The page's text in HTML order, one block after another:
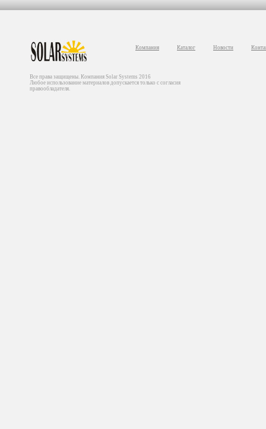
Компания Каталог Новости
Все права защищены. Компания Solar Systems 2016
Любое использование материалов допускается только с согласия
правообладателя.